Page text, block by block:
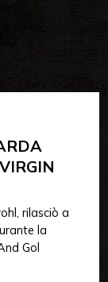
rilasciò a
la
Gol